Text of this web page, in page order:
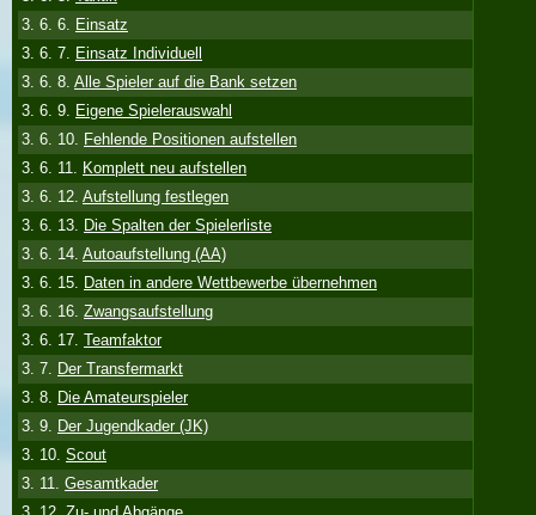
3. 6. 6. Einsatz
3. 6. 7. Einsatz Individuell
3. 6. 8. Alle Spieler auf die Bank setzen
3. 6. 9. Eigene Spielerauswahl
3. 6. 10. Fehlende Positionen aufstellen
3. 6. 11. Komplett neu aufstellen
3. 6. 12. Aufstellung festlegen
3. 6. 13. Die Spalten der Spielerliste
3. 6. 14. Autoaufstellung (AA)
3. 6. 15. Daten in andere Wettbewerbe übernehmen
3. 6. 16. Zwangsaufstellung
3. 6. 17. Teamfaktor
3. 7. Der Transfermarkt
3. 8. Die Amateurspieler
3. 9. Der Jugendkader (JK)
3. 10. Scout
3. 11. Gesamtkader